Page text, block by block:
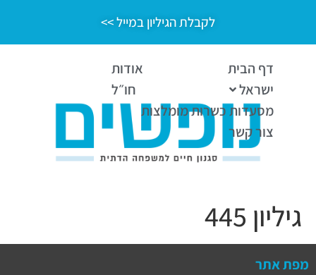
לקבלת הגיליון במייל >>
דף הבית
אודות
ישראל
חו״ל
מסעדות כשרות מומלצות
צור קשר
גיליון 445
מפת אתר